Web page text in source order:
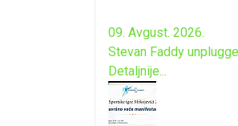
09. Avgust. 2026.
Stevan Faddy
Detaljnije...